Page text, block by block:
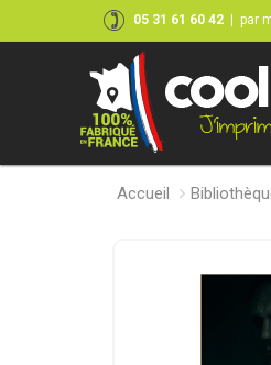
05 31 61 60 42 par
Accueil